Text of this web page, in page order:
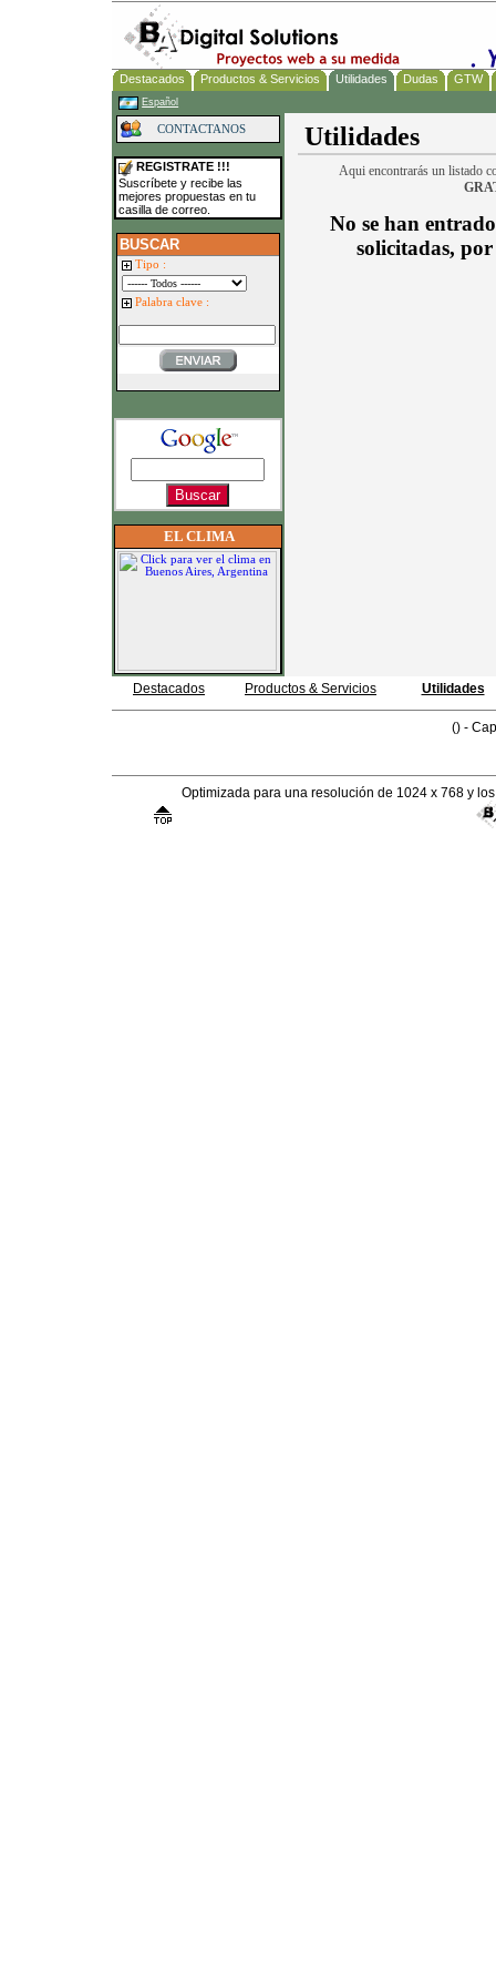
Destacados Productos & Servicios Utilidades Dudas GTW
Español
CONTACTANOS
REGISTRATE !!!
Suscríbete y recibe las
mejores propuestas en tu
casilla de correo.
BUSCAR
Tipo :
Palabra clave :
EL CLIMA
Utilidades
Aqui encontrarás un listado
No se han
solicitadas,
Destacados Productos & Servicios Utilidades
() -
Optimizada para una resolución de 1024 x 768 y